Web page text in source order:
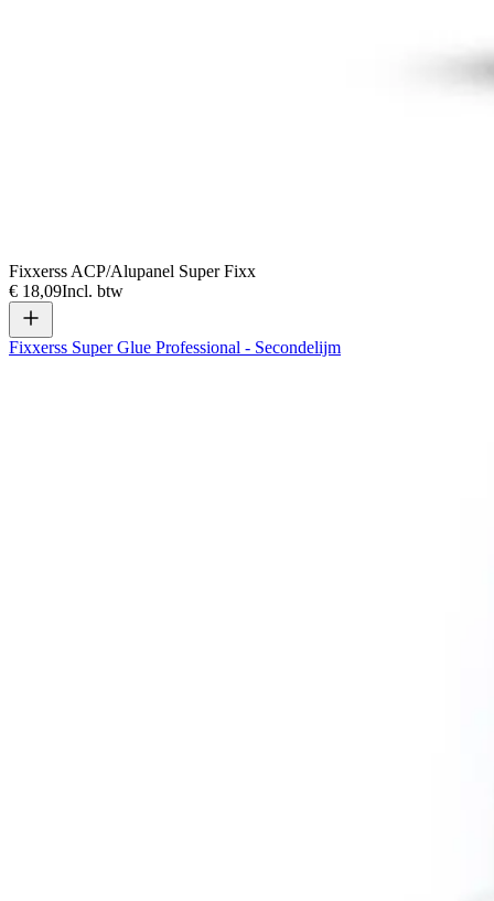
Fixxerss ACP/Alupanel Super Fixx
€ 18,09Incl. btw
Fixxerss Super Glue Professional - Secondelijm